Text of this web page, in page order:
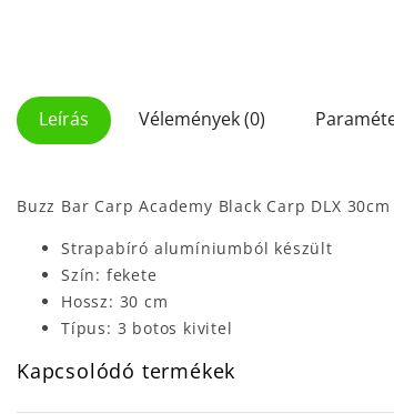
Leírás Vélemények (0)
Buzz Bar Carp Academy Black Carp DLX 30cm
Strapabíró alumíniumból készült
Szín: fekete
Hossz: 30 cm
Típus: 3 botos kivitel
Kapcsolódó termékek